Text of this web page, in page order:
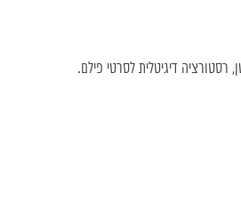
רסטורציה דיגיטלית לסרטי פילם.